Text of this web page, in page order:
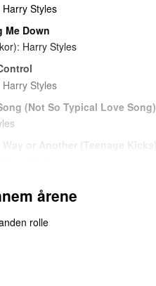
Harry Styles
Me Down
Harry Styles
Harry Styles
(Not So Typical Love Song)
Way or Another (Teenage Kicks)
Thing
årene
rolle